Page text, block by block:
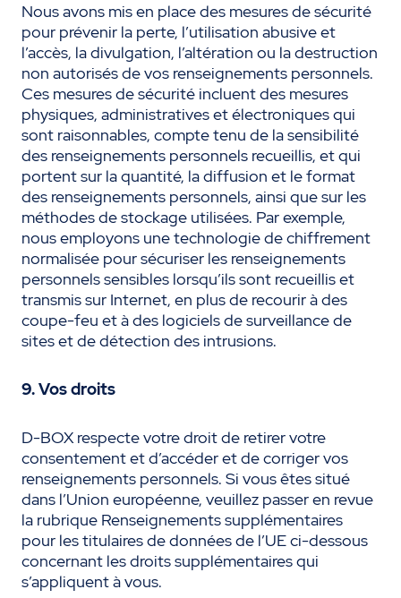
Nous avons mis en place des mesures de sécurité
pour prévenir la perte, l’utilisation abusive et
l’accès, la divulgation, l’altération ou la destruction
non autorisés de vos renseignements personnels.
Ces mesures de sécurité incluent des mesures
physiques, administratives et électroniques qui
sont raisonnables, compte tenu de la sensibilité
des renseignements personnels recueillis, et qui
portent sur la quantité, la diffusion et le format
des renseignements personnels, ainsi que sur les
méthodes de stockage utilisées. Par exemple,
nous employons une technologie de chiffrement
normalisée pour sécuriser les renseignements
personnels sensibles lorsqu’ils sont recueillis et
transmis sur Internet, en plus de recourir à des
coupe-feu et à des logiciels de surveillance de
sites et de détection des intrusions.
9. Vos droits
D-BOX respecte votre droit de retirer votre
consentement et d’accéder et de corriger vos
renseignements personnels. Si vous êtes situé
dans l’Union européenne, veuillez passer en revue
la rubrique Renseignements supplémentaires
pour les titulaires de données de l’UE ci-dessous
concernant les droits supplémentaires qui
s’appliquent à vous.